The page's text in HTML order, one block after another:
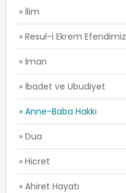
» İlim
» Resul-i Ekrem Efendimiz
» İman
» İbadet ve Ubudiyet
» Anne-Baba Hakkı
» Dua
» Hicret
» Ahiret Hayatı